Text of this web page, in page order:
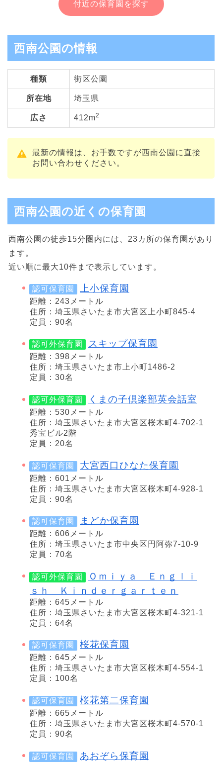
付近の保育園を探す
西南公園の情報
種類 街区公園
所在地 埼玉県
広さ 412m2
最新の情報は、お手数ですが西南公園に直接
お問い合わせください。
西南公園の近くの保育園
西南公園の徒歩15分圏内には、23カ所の保育園があり
ます。
近い順に最大10件まで表示しています。
認可保育園 上小保育園
距離：243メートル
住所：埼玉県さいたま市大宮区上小町845-4
定員：90名
認可外保育園 スキップ保育園
距離：398メートル
住所：埼玉県さいたま市上小町1486-2
定員：30名
認可外保育園 くまの子倶楽部英会話室
距離：530メートル
住所：埼玉県さいたま市大宮区桜木町4-702-1
秀宝ビル2階
定員：20名
認可保育園 大宮西口ひなた保育園
距離：601メートル
住所：埼玉県さいたま市大宮区桜木町4-928-1
定員：90名
認可保育園 まどか保育園
距離：606メートル
住所：埼玉県さいたま市中央区円阿弥7-10-9
定員：70名
認可外保育園
Ｏｍｉｙａ Ｅｎｇｌｉ
ｓｈ Ｋｉｎｄｅｒｇａｒｔｅｎ
距離：645メートル
住所：埼玉県さいたま市大宮区桜木町4-321-1
定員：64名
認可保育園 桜花保育園
距離：645メートル
住所：埼玉県さいたま市大宮区桜木町4-554-1
定員：100名
認可保育園 桜花第二保育園
距離：665メートル
住所：埼玉県さいたま市大宮区桜木町4-570-1
定員：90名
認可保育園 あおぞら保育園